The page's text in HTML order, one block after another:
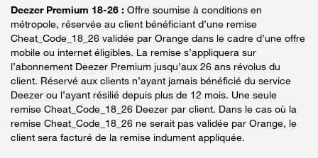
Deezer Premium 18-26 : Offre soumise à conditions en
métropole, réservée au client bénéficiant d’une remise
Cheat_Code_18_26 validée par Orange dans le cadre d’une offre
mobile ou internet éligibles. La remise s’appliquera sur
l’abonnement Deezer Premium jusqu’aux 26 ans révolus du
client. Réservé aux clients n’ayant jamais bénéficié du service
Deezer ou l’ayant résilié depuis plus de 12 mois. Une seule
remise Cheat_Code_18_26 Deezer par client. Dans le cas où la
remise Cheat_Code_18_26 ne serait pas validée par Orange, le
client sera facturé de la remise indument appliquée.